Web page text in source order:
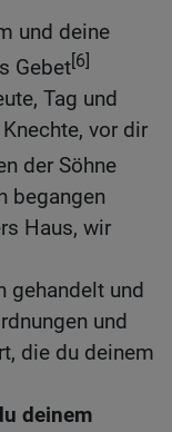
und deine
Gebet[6]
Tag und
vor dir
der Söhne
begangen
Haus, wir
gehandelt und
und
die du deinem
deinem